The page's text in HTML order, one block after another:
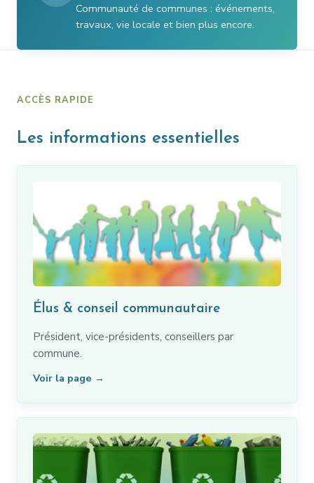
Communauté de communes : événements,
travaux, vie locale et bien plus encore.
ACCÈS RAPIDE
Les informations essentielles
Élus & conseil communautaire
Président, vice-présidents, conseillers par
commune.
Voir la page →